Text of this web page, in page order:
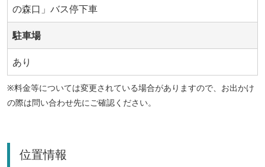
の森口」バス停下車
駐車場
あり
※料金等については変更されている場合がありますので、お出かけ
の際は問い合わせ先にご確認ください。
位置情報